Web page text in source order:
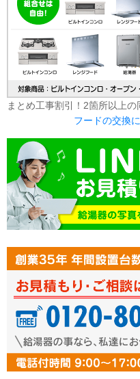
まとめ工事割引！2箇所以上の
フードの交換